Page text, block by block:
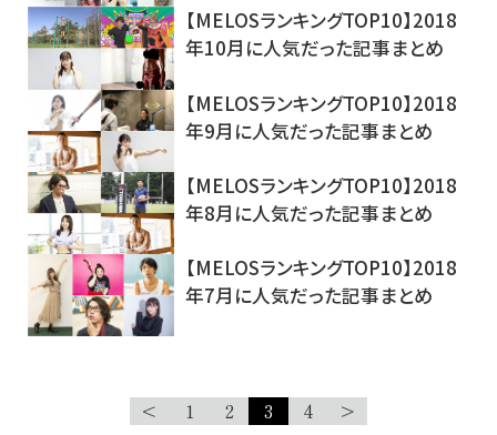
【MELOSランキングTOP10】2018
年10月に人気だった記事まとめ
【MELOSランキングTOP10】2018
年9月に人気だった記事まとめ
【MELOSランキングTOP10】2018
年8月に人気だった記事まとめ
【MELOSランキングTOP10】2018
年7月に人気だった記事まとめ
< 1 2 3 4 >